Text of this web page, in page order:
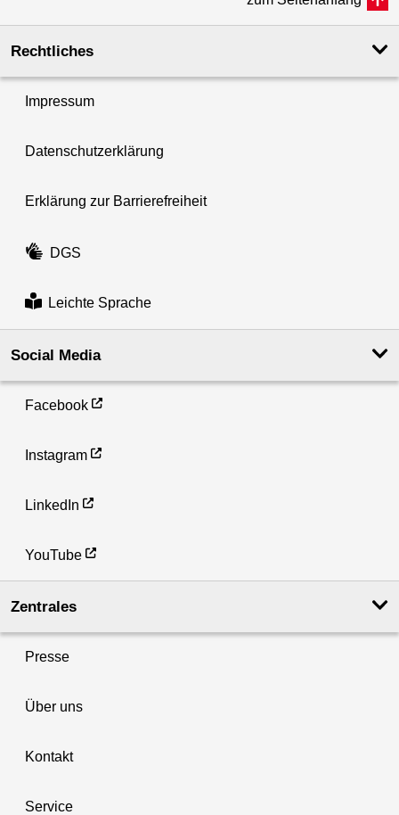
Rechtliches
Impressum
Datenschutzerklärung
Erklärung zur Barrierefreiheit
DGS
Leichte Sprache
Social Media
Facebook
Instagram
LinkedIn
YouTube
Zentrales
Presse
Über uns
Kontakt
Service